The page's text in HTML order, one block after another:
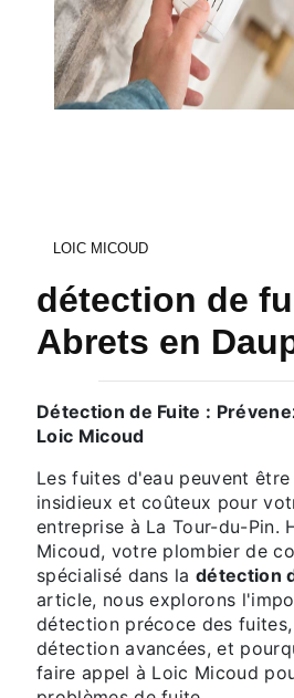
LOIC MICOUD
détection de
Abrets en
Détection de Fuite :
Loic Micoud
Les fuites d'eau peuvent
insidieux et coûteux pour
entreprise à La Tour-du-Pin.
Micoud, votre plombier de
spécialisé dans ladétection
article, nous explorons
détection précoce des
détection avancées, et
faire appel à Loic Micoud